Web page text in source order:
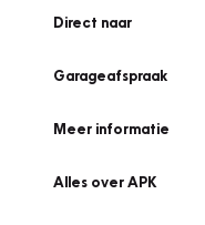
Direct naar
Garageafspraak
Meer informatie
Alles over APK